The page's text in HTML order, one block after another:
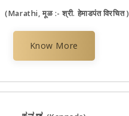
(Marathi, मूळ :- श्री. हेमाडपंत विरचित )
Know More